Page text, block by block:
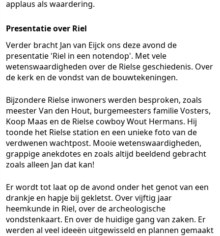
applaus als waardering.
Presentatie over Riel
Verder bracht Jan van Eijck ons deze avond de
presentatie 'Riel in een notendop'. Met vele
wetenswaardigheden over de Rielse geschiedenis. Over
de kerk en de vondst van de bouwtekeningen.
Bijzondere Rielse inwoners werden besproken, zoals
meester Van den Hout, burgemeesters familie Vosters,
Koop Maas en de Rielse cowboy Wout Hermans. Hij
toonde het Rielse station en een unieke foto van de
verdwenen wachtpost. Mooie wetenswaardigheden,
grappige anekdotes en zoals altijd beeldend gebracht
zoals alleen Jan dat kan!
Er wordt tot laat op de avond onder het genot van een
drankje en hapje bij gekletst. Over vijftig jaar
heemkunde in Riel, over de archeologische
vondstenkaart. En over de huidige gang van zaken. Er
werden al veel ideeën uitgewisseld en plannen gemaakt